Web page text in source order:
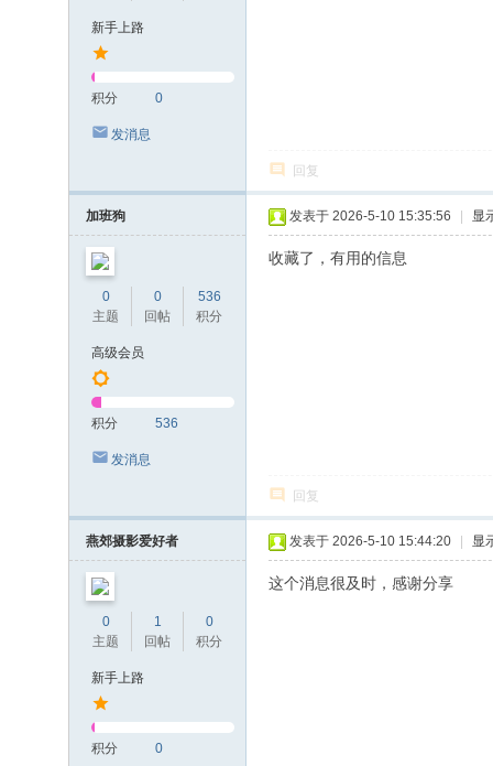
新手上路
积分 0
发消息
回复
加班狗
0
主题
0
回帖
536
积分
高级会员
积分 536
发消息
发表于 2026-5-10 15:35:56 显
收藏了，有用的信息
回复
燕郊摄影爱好者
0
主题
1
回帖
0
积分
新手上路
积分 0
发表于 2026-5-10 15:44:20 显
这个消息很及时，感谢分享